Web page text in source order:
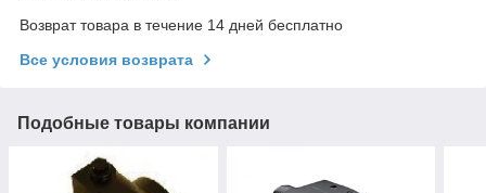
Возврат товара в течение 14 дней бесплатно
Все условия возврата
Подобные товары компании